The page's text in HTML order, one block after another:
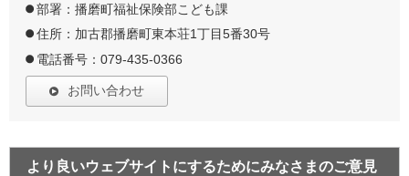
部署：播磨町福祉保険部こども課
住所：加古郡播磨町東本荘1丁目5番30号
電話番号：079-435-0366
お問い合わせ
より良いウェブサイトにするためにみなさまのご意見